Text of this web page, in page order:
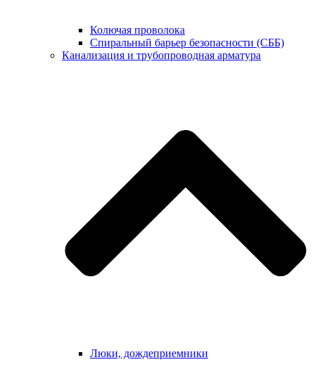
Колючая проволока
Спиральный барьер безопасности (СББ)
Канализация и трубопроводная арматура
Люки, дождеприемники